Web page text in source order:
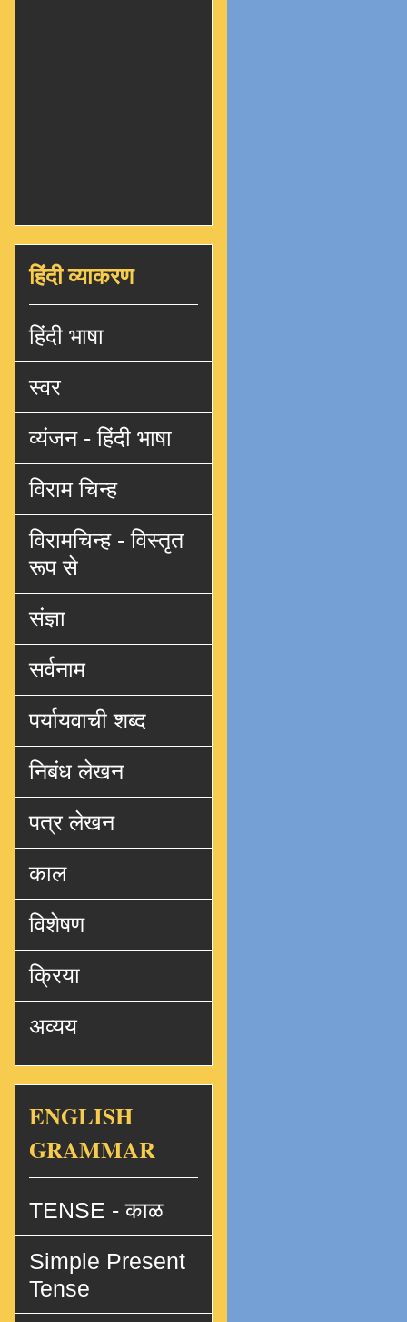
हिंदी व्याकरण
हिंदी भाषा
स्वर
व्यंजन - हिंदी भाषा
विराम चिन्ह
विरामचिन्ह - विस्तृत
रूप से
संज्ञा
सर्वनाम
पर्यायवाची शब्द
निबंध लेखन
पत्र लेखन
काल
विशेषण
क्रिया
अव्यय
ENGLISH
GRAMMAR
TENSE - काळ
Simple Present
Tense